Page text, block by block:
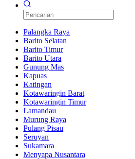
Palangka Raya
Barito Selatan
Barito Timur
Barito Utara
Gunung Mas
Kapuas
Katingan
Kotawaringin Barat
Kotawaringin Timur
Lamandau
Murung Raya
Pulang Pisau
Seruyan
Sukamara
Menyapa Nusantara